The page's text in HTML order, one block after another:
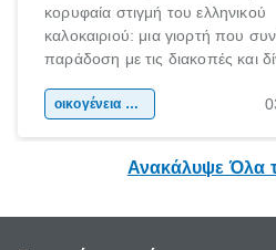
κορυφαία στιγμή του ελληνικού
καλοκαιριού: μια γιορτή που
παράδοση με τις διακοπές και
χώρας. Είτε πρόκειται για λίγες
οικογένεια & παιδί
Ανακάλυψε Όλα